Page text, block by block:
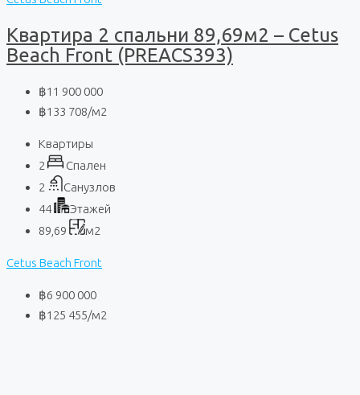
Квартира 2 спальни 89,69м2 – Cetus
Beach Front (PREACS393)
฿11 900 000
฿133 708/м2
Квартиры
2
Спален
2
Санузлов
44
Этажей
89,69
м2
Cetus Beach Front
฿6 900 000
฿125 455/м2